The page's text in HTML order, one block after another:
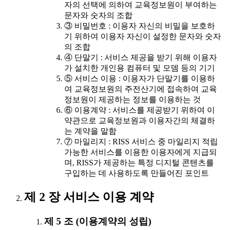
자의 선택에 의하여 교육정보원이 부여하는
문자와 숫자의 조합
③ 비밀번호 : 이용자 자신의 비밀을 보호하
기 위하여 이용자 자신이 설정한 문자와 숫자
의 조합
④ 단말기 : 서비스 제공을 받기 위해 이용자
가 설치한 개인용 컴퓨터 및 모뎀 등의 기기
⑤ 서비스 이용 : 이용자가 단말기를 이용하
여 교육정보원의 주전산기에 접속하여 교육
정보원이 제공하는 정보를 이용하는 것
⑥ 이용계약 : 서비스를 제공받기 위하여 이
약관으로 교육정보원과 이용자간의 체결하
는 계약을 말함
⑦ 마일리지 : RISS 서비스 중 마일리지 적립
가능한 서비스를 이용한 이용자에게 지급되
며, RISS가 제공하는 특정 디지털 콘텐츠를
구입하는 데 사용하도록 만들어진 포인트
제 2 장 서비스 이용 계약
제 5 조 (이용계약의 성립)